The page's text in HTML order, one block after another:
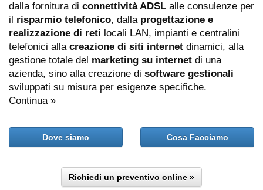
dalla fornitura di connettività ADSL alle consulenze per
il risparmio telefonico, dalla progettazione e
realizzazione di reti locali LAN, impianti e centralini
telefonici alla creazione di siti internet dinamici, alla
gestione totale del marketing su internet di una
azienda, sino alla creazione di software gestionali
sviluppati su misura per esigenze specifiche.
Continua »
Dove siamo Cosa Facciamo
Richiedi un preventivo online »